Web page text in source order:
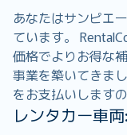
あなたはサンピエ
ています。
価格でよりお得な
事業を築いてきま
をお支払いします
レンタカー車両: